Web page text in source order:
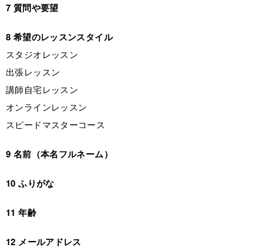
7 質問や要望
8 希望のレッスンスタイル
スタジオレッスン
出張レッスン
講師自宅レッスン
オンラインレッスン
スピードマスターコース
9 名前（本名フルネーム）
10 ふりがな
11 年齢
12 メールアドレス